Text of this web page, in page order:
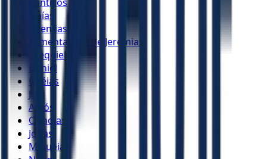
Isaías
Jeremias
Lamentações de Jeremias
Ezequiel
Daniel
Oséias
Joel
Amós
Obadias
Jonas
Miquéias